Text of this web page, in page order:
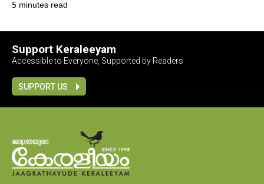
5 minutes read
Support Keraleeyam
Accessible to Everyone, Supported by Readers
SUPPORT US